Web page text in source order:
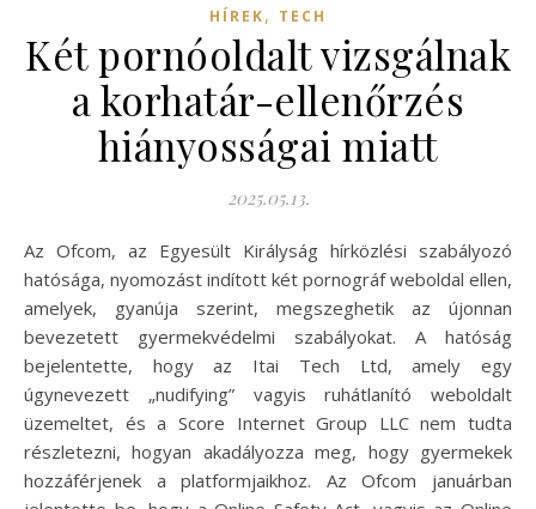
HÍREK, TECH
Két pornóoldalt vizsgálnak
a korhatár-ellenőrzés
hiányosságai miatt
2025.05.13.
Az Ofcom, az Egyesült Királyság hírközlési szabályozó
hatósága, nyomozást indított két pornográf weboldal ellen,
amelyek, gyanúja szerint, megszeghetik az újonnan
bevezetett gyermekvédelmi szabályokat. A hatóság
bejelentette, hogy az Itai Tech Ltd, amely egy
úgynevezett „nudifying” vagyis ruhátlanító weboldalt
üzemeltet, és a Score Internet Group LLC nem tudta
részletezni, hogyan akadályozza meg, hogy gyermekek
hozzáférjenek a platformjaikhoz. Az Ofcom januárban